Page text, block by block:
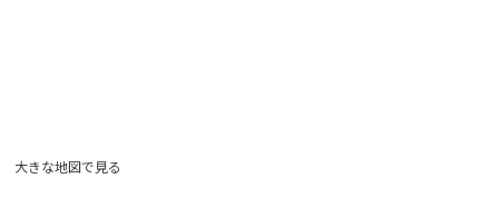
大きな地図で見る